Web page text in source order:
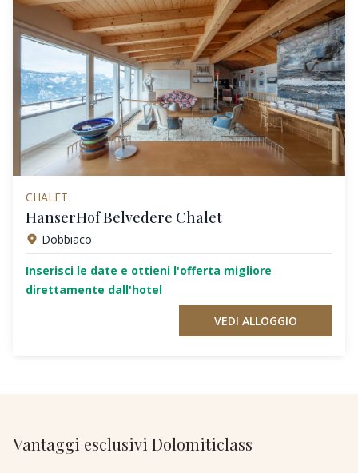
CHALET
HanserHof Belvedere Chalet
Dobbiaco
Inserisci le date e ottieni l'offerta migliore
direttamente dall'hotel
VEDI ALLOGGIO
Vantaggi esclusivi Dolomiticlass